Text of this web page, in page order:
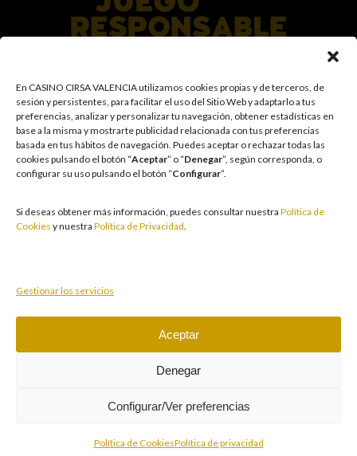
En CASINO CIRSA VALENCIA utilizamos cookies propias y de terceros, de
sesión y persistentes, para facilitar el uso del Sitio Web y adaptarlo a tus
preferencias, analizar y personalizar tu navegación, obtener estadísticas en
base a la misma y mostrarte publicidad relacionada con tus preferencias
basada en tus hábitos de navegación. Puedes aceptar o rechazar todas las
cookies pulsando el botón “Aceptar” o “Denegar”, según corresponda, o
configurar su uso pulsando el botón “Configurar”.
Si deseas obtener más información, puedes consultar nuestra Política de
Cookies y nuestra Política de Privacidad.
Gestionar los servicios
Aceptar
Denegar
Configurar/Ver preferencias
Política de CookiesPolítica de privacidad
En el Grupo CIRSA promovemos una actitud responsable hacia el juego,
garantizando un entorno seguro y transparente para nuestros clientes y
facilitamos medidas e información para que el juego sea siempre diversión y
entretenimiento, sin utilizarse como vía para afrontar problemas económicos
o emocionales. El acceso está prohibido a menores de 18 años y a las
personas con acceso restringido conforme a los registros de prohibición y/o
autoexclusión que resulten aplicables. También trabajamos para reforzar una
cultura de prevención y concienciación sobre los posibles trastornos
las circunstancias individuales. Asimismo, desarrollamos y mejoramos de
forma continuada nuestra Cultura de Juego Responsable mediante la
Juegue con responsabilidad.
Copyright © 2026 Casino Cirsa Valencia, S.A. Reservados